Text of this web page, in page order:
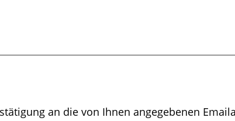
an die von Ihnen angegebenen